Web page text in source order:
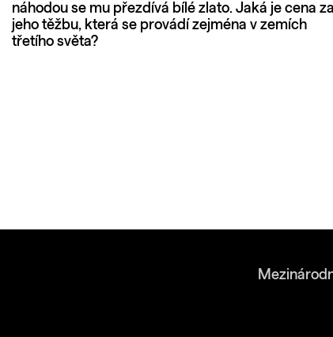
náhodou se mu přezdívá bílé zlato. Jaká je cena za
jeho těžbu, která se provádí zejména v zemích
třetího světa?